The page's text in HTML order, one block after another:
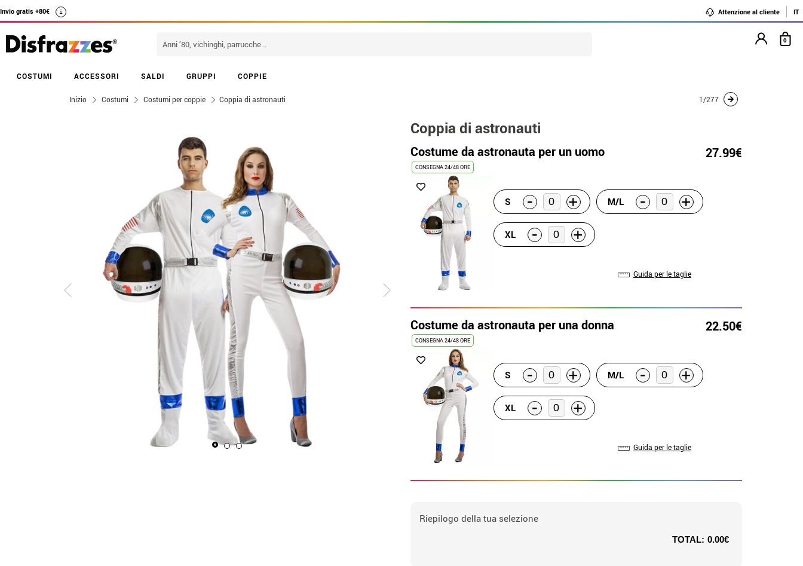
Invio gratis +80€ i Attenzione al cliente IT
COSTUMI ACCESSORI SALDI GRUPPI COPPIE
0
Inizio Costumi Costumi per coppie Coppia di astronauti 1/277
Coppia di astronauti
Costume da astronauta per un uomo 27.99€
CONSEGNA 24/48 ORE
S - + M/L - +
XL - +
Guida per le taglie
Costume da astronauta per una donna 22.50€
CONSEGNA 24/48 ORE
S - + M/L - +
XL - +
Guida per le taglie
Riepilogo della tua selezione
TOTAL: 0.00€